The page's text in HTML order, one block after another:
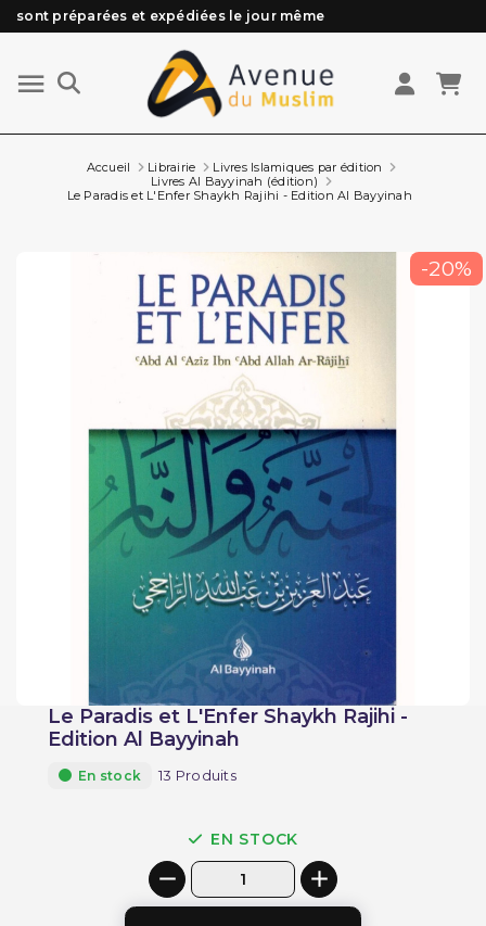
sont préparées et expédiées le jour même
Besoin d'aide ? Retrouvez notre FAQ
Livraison offerte à partir de 89€ d'achat*
Les Commandes passées avant 15h (lun au Vend)
Accueil Librairie
Livres Islamiques par édition
Livres Al Bayyinah (édition)
Le Paradis et L'Enfer Shaykh Rajihi - Edition Al Bayyinah
-20%
Le Paradis et L'Enfer Shaykh Rajihi -
Edition Al Bayyinah
En stock 13 Produits
EN STOCK